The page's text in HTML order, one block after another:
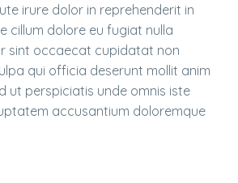
irure dolor in reprehenderit in
cillum dolore eu fugiat nulla
sint occaecat cupidatat non
qui officia deserunt mollit anim
ut perspiciatis unde omnis iste
accusantium doloremque